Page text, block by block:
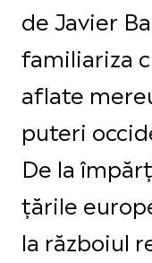
de Javier
familiariza
aflate
puteri
De la
țările
la războiul